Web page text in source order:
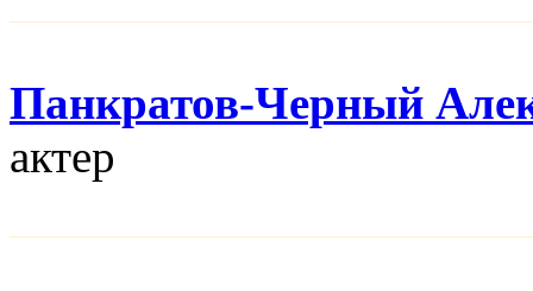
Панкратов-Черный
актер